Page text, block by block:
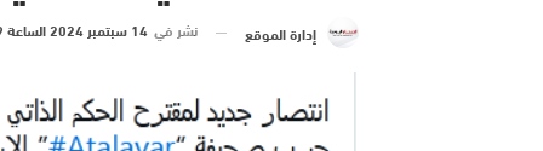
إدارة الموقع نشر في 14 سبتمبر 2024 الساعة 19 و 13 دقيقة